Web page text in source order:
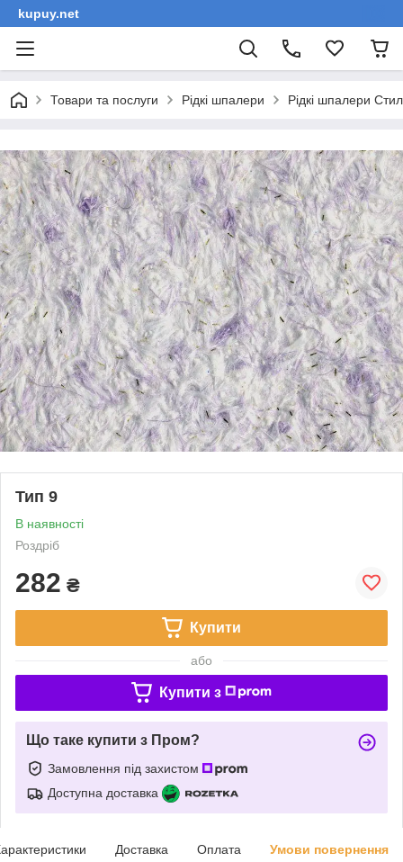
kupuy.net
Товари та послуги Рідкі шпалери Рідкі шпалери
Тип 9
В наявності
Роздріб
282 ₴
Купити
або
Купити з
Що таке купити з Пром?
Замовлення під захистом
Доступна доставка
Доставка Оплата Умови повернення